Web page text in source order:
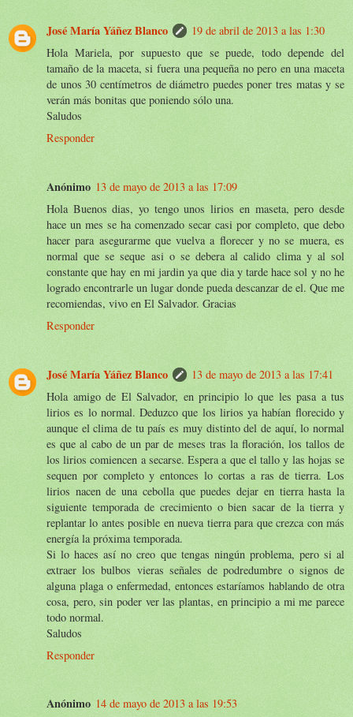
José María Yáñez Blanco
19 de abril de 2013 a las 1:30
Hola Mariela, por supuesto que se puede, todo depende del
tamaño de la maceta, si fuera una pequeña no pero en una maceta
de unos 30 centímetros de diámetro puedes poner tres matas y se
verán más bonitas que poniendo sólo una.
Saludos
Responder
Anónimo 13 de mayo de 2013 a las 17:09
Hola Buenos dias, yo tengo unos lirios en maseta, pero desde
hace un mes se ha comenzado secar casi por completo, que debo
hacer para asegurarme que vuelva a florecer y no se muera, es
normal que se seque asi o se debera al calido clima y al sol
constante que hay en mi jardin ya que dia y tarde hace sol y no he
logrado encontrarle un lugar donde pueda descanzar de el. Que me
recomiendas, vivo en El Salvador. Gracias
Responder
José María Yáñez Blanco
13 de mayo de 2013 a las 17:41
Hola amigo de El Salvador, en principio lo que les pasa a tus
lirios es lo normal. Deduzco que los lirios ya habían florecido y
aunque el clima de tu país es muy distinto del de aquí, lo normal
es que al cabo de un par de meses tras la floración, los tallos de
los lirios comiencen a secarse. Espera a que el tallo y las hojas se
sequen por completo y entonces lo cortas a ras de tierra. Los
lirios nacen de una cebolla que puedes dejar en tierra hasta la
siguiente temporada de crecimiento o bien sacar de la tierra y
replantar lo antes posible en nueva tierra para que crezca con más
energía la próxima temporada.
Si lo haces así no creo que tengas ningún problema, pero si al
extraer los bulbos vieras señales de podredumbre o signos de
alguna plaga o enfermedad, entonces estaríamos hablando de otra
cosa, pero, sin poder ver las plantas, en principio a mi me parece
todo normal.
Saludos
Responder
Anónimo 14 de mayo de 2013 a las 19:53